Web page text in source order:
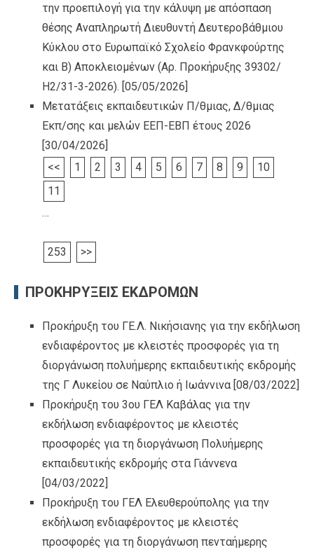
την προεπιλογή για την κάλυψη με απόσπαση
θέσης Αναπληρωτή Διευθυντή Δευτεροβάθμιου
Κύκλου στο Ευρωπαϊκό Σχολείο Φρανκφούρτης
και Β) Αποκλειομένων (Αρ. Προκήρυξης 39302/
Η2/31-3-2026). [05/05/2026]
Μετατάξεις εκπαιδευτικών Π/θμιας, Δ/θμιας
Εκπ/σης και μελών ΕΕΠ-ΕΒΠ έτους 2026
[30/04/2026]
<<
1 2 3 4 5 6 7 8 9
10
11
…
253 >>
ΠΡΟΚΗΡΥΞΕΙΣ ΕΚΔΡΟΜΩΝ
Προκήρυξη του ΓΕ.Λ. Νικήσιανης για την εκδήλωση
ενδιαφέροντος με κλειστές προσφορές για τη
διοργάνωση πολυήμερης εκπαιδευτικής εκδρομής
της Γ Λυκείου σε Ναύπλιο ή Ιωάννινα [08/03/2022]
Προκήρυξη του 3ου ΓΕΛ Καβάλας για την
εκδήλωση ενδιαφέροντος με κλειστές
προσφορές για τη διοργάνωση Πολυήμερης
εκπαιδευτικής εκδρομής στα Γιάννενα
[04/03/2022]
Προκήρυξη του ΓΕΛ Ελευθερούπολης για την
εκδήλωση ενδιαφέροντος με κλειστές
προσφορές για τη διοργάνωση πενταήμερης